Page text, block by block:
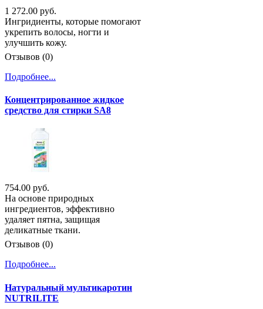
1 272.00 руб.
Ингридиенты, которые помогают
укрепить волосы, ногти и
улучшить кожу.
Отзывов (0)
Подробнее...
Концентрированное жидкое
средство для стирки SA8
754.00 руб.
На основе природных
ингредиентов, эффективно
удаляет пятна, защищая
деликатные ткани.
Отзывов (0)
Подробнее...
Натуральный мультикаротин
NUTRILITE